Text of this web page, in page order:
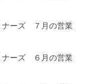
ナーズ ７月の営業
ナーズ ６月の営業